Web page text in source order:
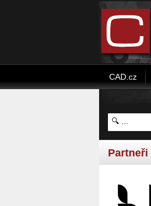
CAD.cz
Partneři